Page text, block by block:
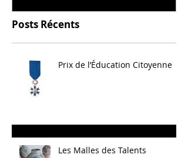
Posts Récents
Prix de l’Éducation Citoyenne
Les Malles des Talents